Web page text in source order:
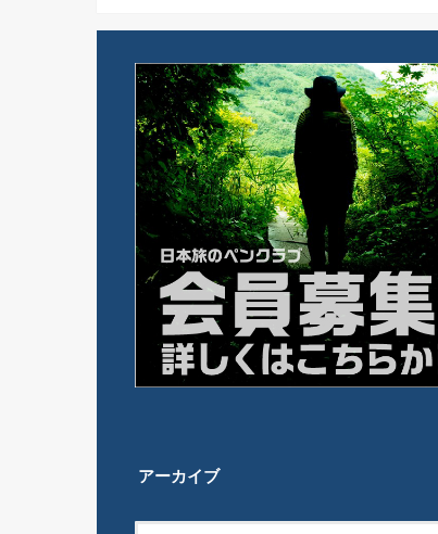
アーカイブ